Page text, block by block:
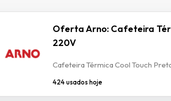
Oferta Arno: Cafeteira
220V
Cafeteira Térmica Cool Touch
424 usados hoje